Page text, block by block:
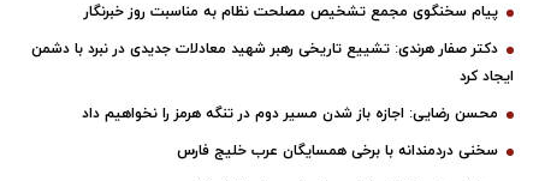
پیام سخنگوی مجمع تشخیص مصلحت نظام به مناسبت روز خبرنگار
دکتر صفار هرندی: تشییع تاریخی رهبر شهید معادلات جدیدی در نبرد با دشمن
ایجاد کرد
محسن رضایی: اجازه باز شدن مسیر دوم در تنگه هرمز را نخواهیم داد
سخنی دردمندانه با برخی همسایگان عرب خلیج فارس